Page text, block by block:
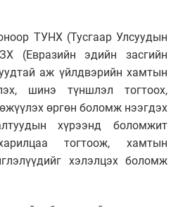
ТУНХ (Тусгаар Улсуудын
(Евразийн эдийн засгийн
аж үйлдвэрийн хамтын
шинэ түншлэл тогтоох,
өргөн боломж нээгдэх
хүрээнд боломжит
тогтоож, хамтын
хэлэлцэх боломж